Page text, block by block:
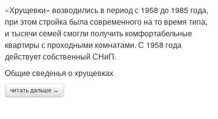
«Хрущевки» возводились в период с 1958 до 1985 года,
при этом стройка была современного на то время типа,
и тысячи семей смогли получить комфортабельные
квартиры с проходными комнатами. С 1958 года
действует собственный СНиП.
Общие сведенья о хрущевках
читать дальше →